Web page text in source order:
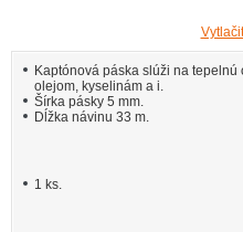
Kaptónová páska slúži na
olejom, kyselinám a i.
Šírka pásky 5 mm.
Dĺžka návinu 33 m.
1 ks.